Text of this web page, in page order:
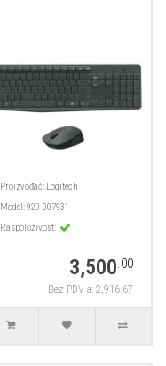
Proizvođač: Logitech
Model:920-007931
Raspoloživost:
3,500.00
Bez PDV-a: 2,916.67